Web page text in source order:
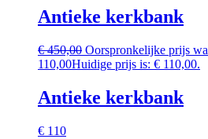
Antieke kerkbank
€450,00 Oorspronkelijke prijs
110,00Huidige prijs is: € 110,00.
Antieke kerkbank
€ 110